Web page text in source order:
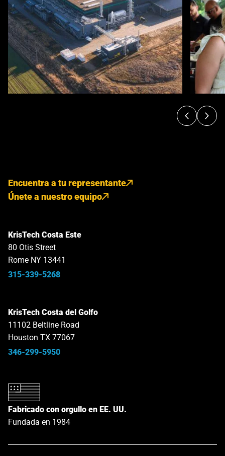
Encuentra a tu representante
Únete a nuestro equipo
KrisTech Costa Este
80 Otis Street
Rome NY 13441
315-339-5268
KrisTech Costa del Golfo
11102 Beltline Road
Houston TX 77067
346-299-5950
Fabricado con orgullo en EE. UU.
Fundada en 1984